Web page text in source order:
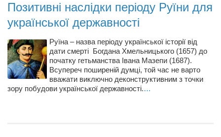
Позитивні наслідки періоду Руїни для
української державності
Руїна – назва періоду української історії від
дати смерті Богдана Хмельницького (1657) до
початку гетьманства Івана Мазепи (1687).
Всупереч поширеній думці, той час не варто
вважати виключно деконструктивним з точки
зору побудови української державності.…